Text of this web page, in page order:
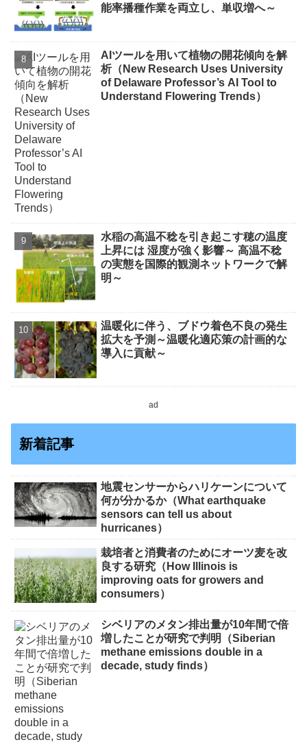
能率播種作業を両立し、単収増へ～
AIツールを用いて植物の開花傾向を解
析（New Research Uses University
of Delaware Professor’s AI Tool to
Understand Flowering Trends）
水稲の高温不稔を引き起こす穂の温度
上昇には 湿度が強く影響～ 高温不稔
の実態を国際的観測ネットワークで解
明～
温暖化に伴う、ブドウ着色不良の発生
拡大を予測～温暖化適応策の計画的な
導入に貢献～
ad
新着記事
地震センサーからハリケーンについて
何が分かるか（What earthquake
sensors can tell us about
hurricanes）
栽培者と消費者のためにオーツ麦を改
良する研究（How Illinois is
improving oats for growers and
consumers）
シベリアのメタン排出量が10年間で倍
増したことが研究で判明（Siberian
methane emissions double in a
decade, study finds）